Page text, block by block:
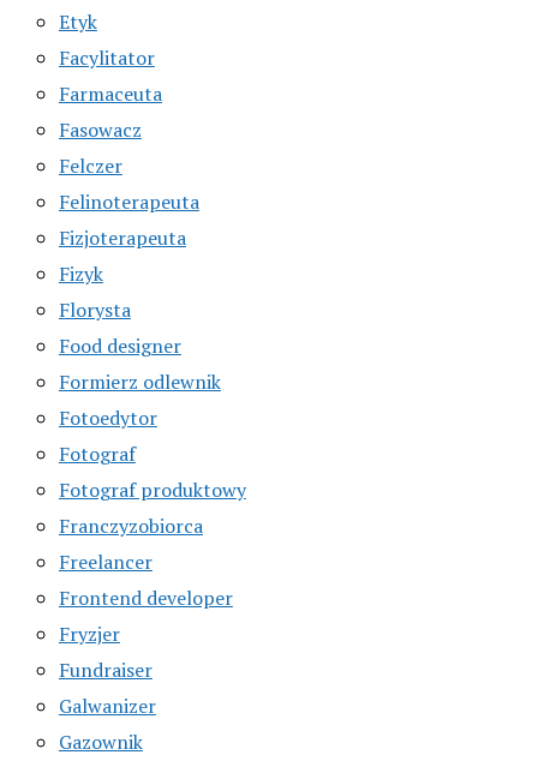
Etyk
Facylitator
Farmaceuta
Fasowacz
Felczer
Felinoterapeuta
Fizjoterapeuta
Fizyk
Florysta
Food designer
Formierz odlewnik
Fotoedytor
Fotograf
Fotograf produktowy
Franczyzobiorca
Freelancer
Frontend developer
Fryzjer
Fundraiser
Galwanizer
Gazownik